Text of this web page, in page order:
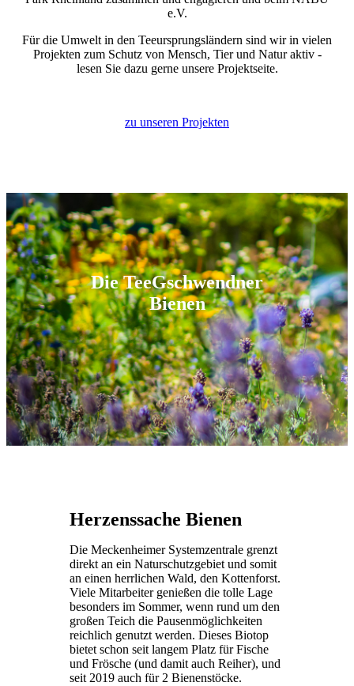
e.V.
Für die Umwelt in den Teeursprungsländern sind wir in vielen
Projekten zum Schutz von Mensch, Tier und Natur aktiv -
lesen Sie dazu gerne unsere Projektseite.
zu unseren Projekten
Die TeeGschwendner
Bienen
Herzenssache Bienen
Die Meckenheimer Systemzentrale grenzt
direkt an ein Naturschutzgebiet und somit
an einen herrlichen Wald, den Kottenforst.
Viele Mitarbeiter genießen die tolle Lage
besonders im Sommer, wenn rund um den
großen Teich die Pausenmöglichkeiten
reichlich genutzt werden. Dieses Biotop
bietet schon seit langem Platz für Fische
und Frösche (und damit auch Reiher), und
seit 2019 auch für 2 Bienenstöcke.